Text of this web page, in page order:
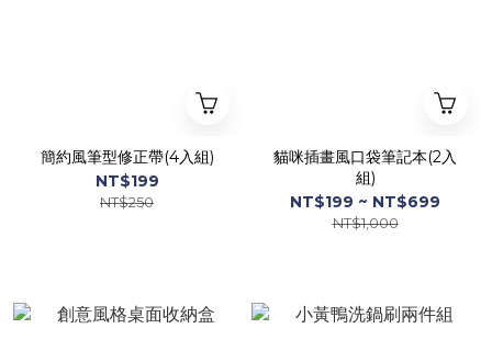
簡約風筆型修正帶(4入組)
NT$199
NT$250
貓咪插畫風口袋筆記本(2入
組)
NT$199 ~ NT$699
NT$1,000